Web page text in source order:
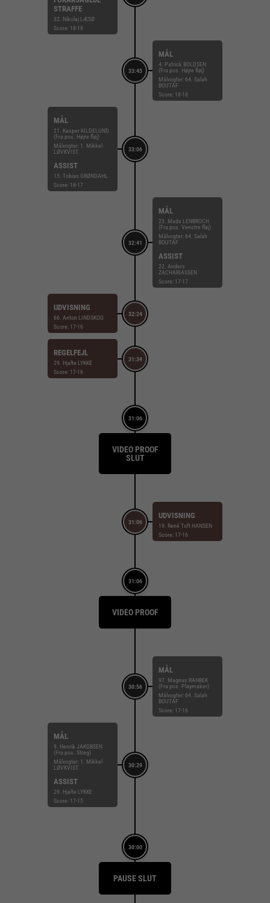
STRAFFE
32. Nikolaj LÆSØ
Score: 18-18
33:45
MÅL
4. Patrick BOLDSEN
(Fra pos. Højre fløj)
Målvogter: 64. Salah
BOUTAF
Score: 18-18
33:06
MÅL
21. Kasper KILDELUND
(Fra pos. Højre fløj)
Målvogter: 1. Mikkel
LØVKVIST
ASSIST
15. Tobias GRØNDAHL
Score: 18-17
32:41
MÅL
23. Mads LENBROCH
(Fra pos. Venstre fløj)
Målvogter: 64. Salah
BOUTAF
ASSIST
22. Anders
ZACHARIASSEN
Score: 17-17
32:24
UDVISNING
66. Anton LINDSKOG
Score: 17-16
31:34
REGELFEJL
29. Hjalte LYKKE
Score: 17-16
31:06
VIDEO PROOF
SLUT
31:06
UDVISNING
19. René Toft HANSEN
Score: 17-16
31:06
VIDEO PROOF
30:56
MÅL
97. Magnus RAHBEK
(Fra pos. Playmaker)
Målvogter: 64. Salah
BOUTAF
Score: 17-16
30:29
MÅL
9. Henrik JAKOBSEN
(Fra pos. Streg)
Målvogter: 1. Mikkel
LØVKVIST
ASSIST
29. Hjalte LYKKE
Score: 17-15
30:00
PAUSE SLUT